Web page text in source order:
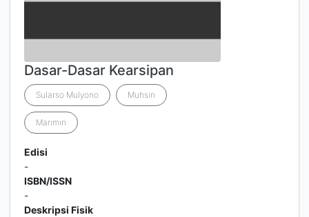
Dasar-Dasar Kearsipan
Sularso Mulyono Muhsin
Marimin
Edisi
-
ISBN/ISSN
-
Deskripsi Fisik